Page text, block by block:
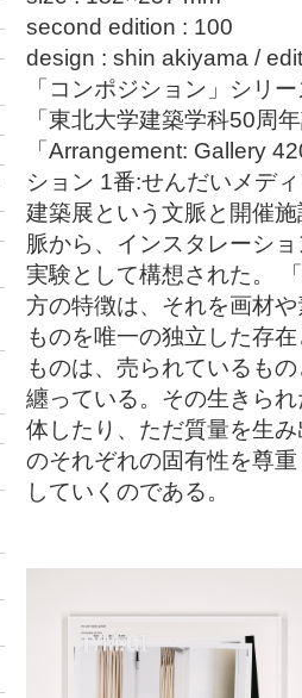
second edition : 100
design : shin akiyama /
「コンポジション」シリ
「東北大学建築学科50周
「Arrangement: Gallery
ション 1番:せんだいメデ
建築展という文脈と開催
脈から、インスタレーシ
実験として構想された。
方の特徴は、それを画材
ものを唯一の独立した存
ものは、売られているも
纏っている。その生きら
体したり、ただ質量を生
のそれぞれの固有性を尊
していくのである。